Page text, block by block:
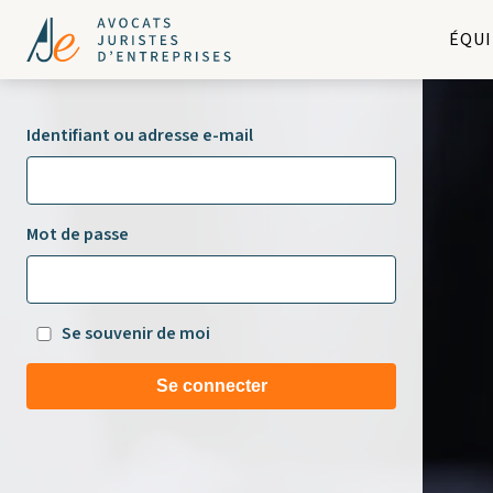
Identifiant ou adresse e-mail
Mot de passe
Se souvenir de moi